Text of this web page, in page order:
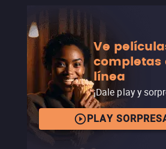
Ve
completas
línea
¡Dale play y
PLAY